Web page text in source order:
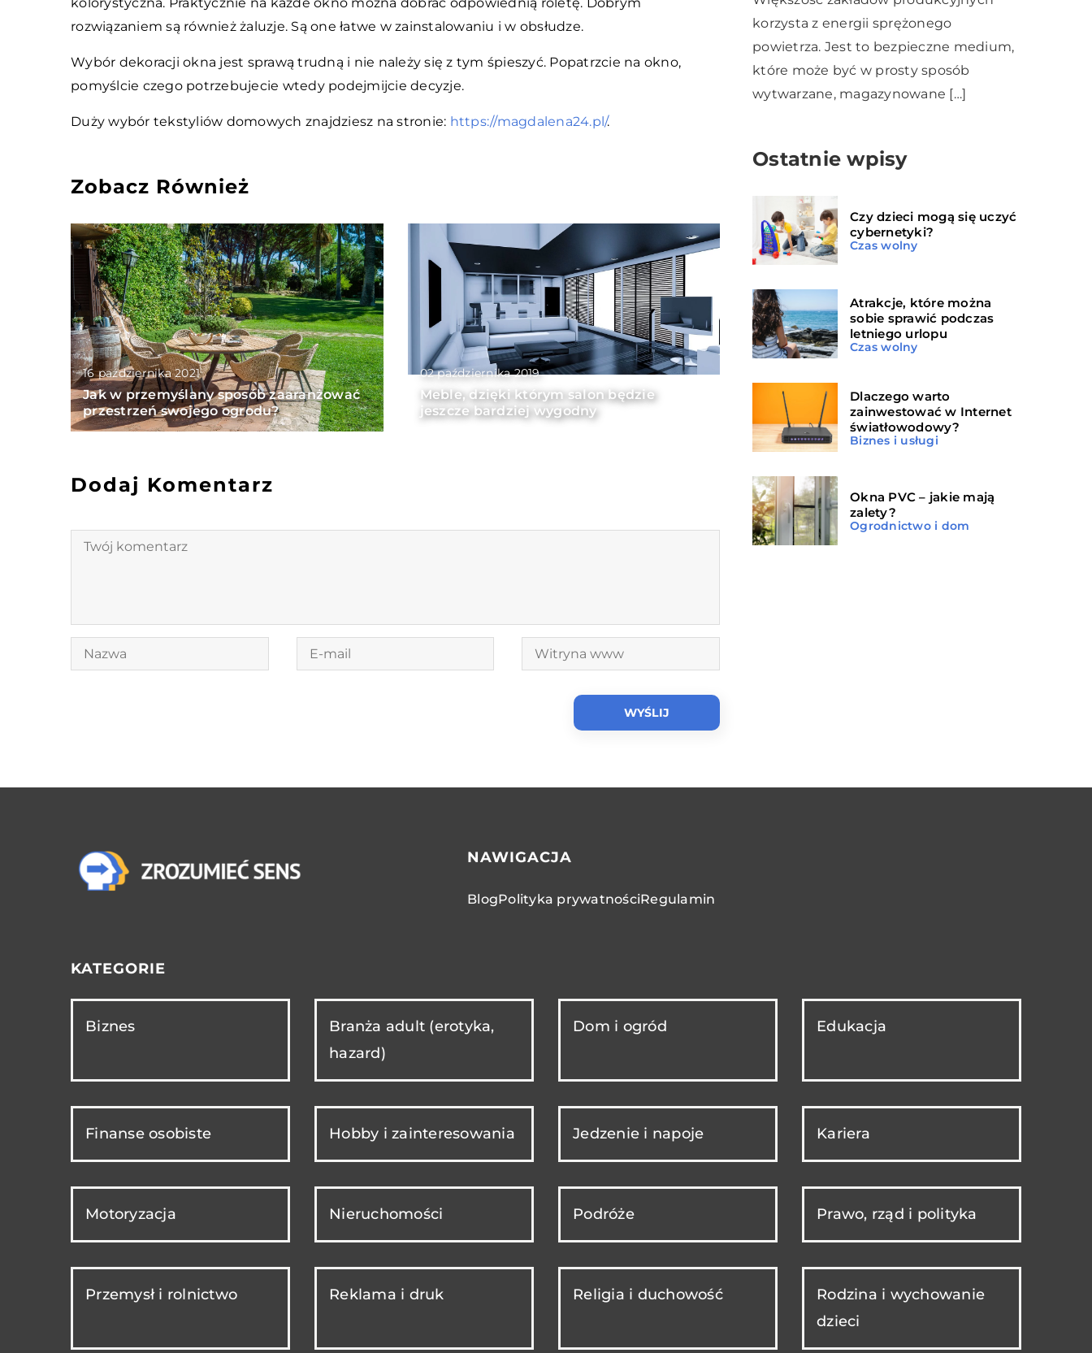
rozwiązaniem są również żaluzje. Są one łatwe w zainstalowaniu i w obsłudze.
Wybór dekoracji okna jest sprawą trudną i nie należy się z tym śpieszyć. Popatrzcie na okno,
pomyślcie czego potrzebujecie wtedy podejmijcie decyzje.
Duży wybór tekstyliów domowych znajdziesz na stronie: https://magdalena24.pl/.
Zobacz Również
16 października 2021
Jak w przemyślany sposób zaaranżować
przestrzeń swojego ogrodu?
02 października 2019
Meble, dzięki którym salon będzie
jeszcze bardziej wygodny
Dodaj Komentarz
korzysta z energii sprężonego
powietrza. Jest to bezpieczne medium,
które może być w prosty sposób
wytwarzane, magazynowane […]
Ostatnie wpisy
Czy dzieci mogą się uczyć
cybernetyki?
Czas wolny
Atrakcje, które można
sobie sprawić podczas
letniego urlopu
Czas wolny
Dlaczego warto
zainwestować w Internet
światłowodowy?
Biznes i usługi
Okna PVC – jakie mają
zalety?
Ogrodnictwo i dom
NAWIGACJA
BlogPolityka prywatnościRegulamin
KATEGORIE
Biznes
Branża adult (erotyka,
hazard)
Dom i ogród Edukacja
Finanse osobiste Hobby i zainteresowania Jedzenie i napoje Kariera
Motoryzacja Nieruchomości Podróże Prawo, rząd i polityka
Przemysł i rolnictwo Reklama i druk Religia i duchowość
Rodzina i wychowanie
dzieci